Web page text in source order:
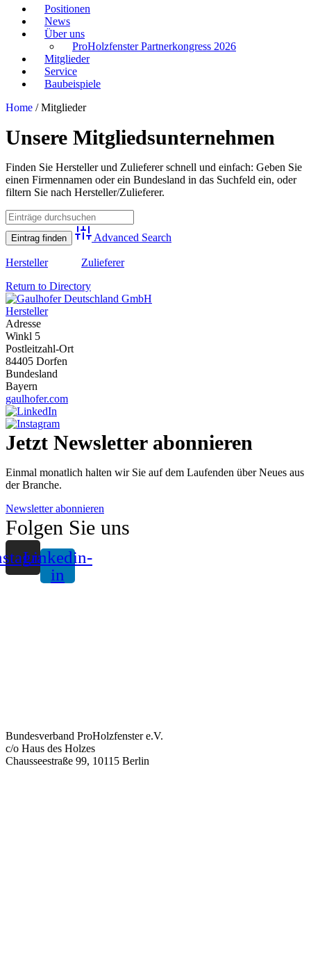
Positionen
News
Über uns
ProHolzfenster Partnerkongress 2026
Mitglieder
Service
Baubeispiele
Home /Mitglieder
Unsere Mitgliedsunternehmen
Finden Sie Hersteller und Zulieferer schnell und einfach: Geben Sie
einen Firmennamen oder ein Bundesland in das Suchfeld ein, oder
filtern Sie nach Hersteller/Zulieferer.
Advanced Search
Hersteller
Zulieferer
Return to Directory
Hersteller
Adresse
Winkl 5
Postleitzahl-Ort
84405 Dorfen
Bundesland
Bayern
gaulhofer.com
Jetzt Newsletter abonnieren
Einmal monatlich halten wir Sie auf dem Laufenden über Neues aus
der Branche.
Newsletter abonnieren
Folgen Sie uns
Linkedin-
in
Bundesverband ProHolzfenster e.V.
c/o Haus des Holzes
Chausseestraße 99, 10115 Berlin